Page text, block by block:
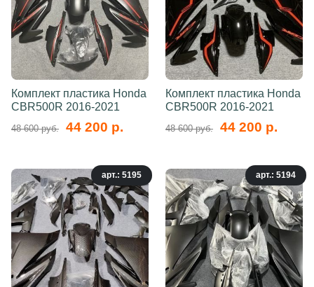
Комплект пластика Honda
CBR500R 2016-2021
48 600 руб. 44 200 р.
Комплект пластика Honda
CBR500R 2016-2021
48 600 руб. 44 200 р.
арт.: 5195 арт.: 5194